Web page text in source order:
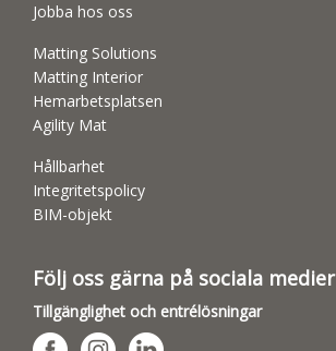
Jobba hos oss
Matting Solutions
Matting Interior
Hemarbetsplatsen
Agility Mat
Hållbarhet
Integritetspolicy
BIM-objekt
Följ oss gärna på sociala medier
Tillgänglighet och entrélösningar